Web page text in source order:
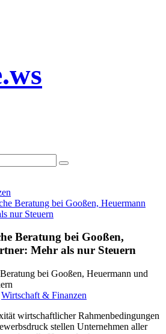
Beratung bei Gooßen, Heuermann
nur Steuern
Beratung bei Gooßen,
Mehr als nur Steuern
Wirtschaft & Finanzen
wirtschaftlicher Rahmenbedingungen
stellen Unternehmen aller